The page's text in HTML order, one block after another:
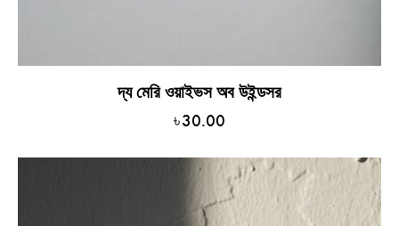
দ্য মেরি ওয়াইভস অব উইন্ডসর
৳30.00